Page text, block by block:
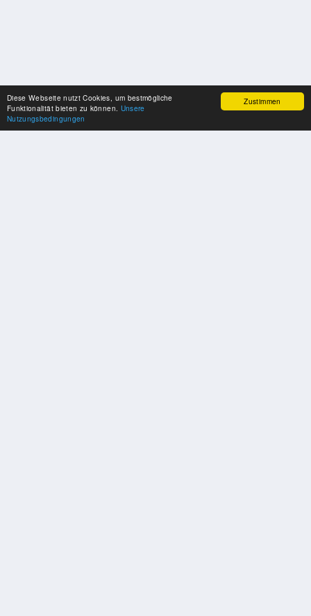
Zustimmen
Diese Webseite nutzt Cookies, um bestmögliche
Funktionalität bieten zu können. Unsere
Nutzungsbedingungen